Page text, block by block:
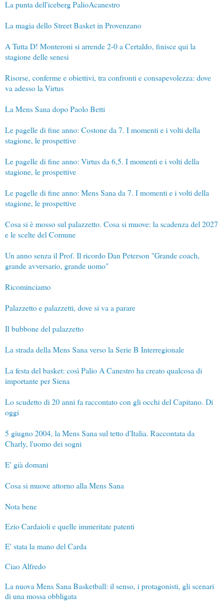
La punta dell'iceberg PalioAcanestro
La magia dello Street Basket in Provenzano
A Tutta D! Monteroni si arrende 2-0 a Certaldo, finisce qui la
stagione delle senesi
Risorse, conferme e obiettivi, tra confronti e consapevolezza: dove
va adesso la Virtus
La Mens Sana dopo Paolo Betti
Le pagelle di fine anno: Costone da 7. I momenti e i volti della
stagione, le prospettive
Le pagelle di fine anno: Virtus da 6,5. I momenti e i volti della
stagione, le prospettive
Le pagelle di fine anno: Mens Sana da 7. I momenti e i volti della
stagione, le prospettive
Cosa si è mosso sul palazzetto. Cosa si muove: la scadenza del 2027
e le scelte del Comune
Un anno senza il Prof. Il ricordo Dan Peterson "Grande coach,
grande avversario, grande uomo"
Ricominciamo
Palazzetto e palazzetti, dove si va a parare
Il bubbone del palazzetto
La strada della Mens Sana verso la Serie B Interregionale
La festa del basket: così Palio A Canestro ha creato qualcosa di
importante per Siena
Lo scudetto di 20 anni fa raccontato con gli occhi del Capitano. Di
oggi
5 giugno 2004, la Mens Sana sul tetto d'Italia. Raccontata da
Charly, l'uomo dei sogni
E' già domani
Cosa si muove attorno alla Mens Sana
Nota bene
Ezio Cardaioli e quelle immeritate patenti
E' stata la mano del Carda
Ciao Alfredo
La nuova Mens Sana Basketball: il senso, i protagonisti, gli scenari
di una mossa obbligata